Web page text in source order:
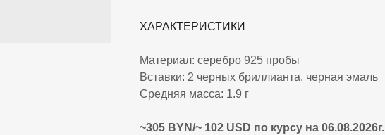
ХАРАКТЕРИСТИКИ
Материал: серебро 925 пробы
Вставки: 2 черных бриллианта, черная эмаль
Средняя масса: 1.9 г
~305 BYN/~ 102 USD по курсу на 06.08.2026г.